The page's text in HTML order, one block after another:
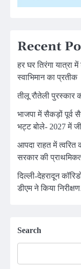
Recent
हर घर तिरंगा यात्रा
स्वाभिमान का प्रतीक
तीलू रौतेली पुरस्कार
भाजपा में सैकड़ों पूर्व
भट्ट बोले- 2027 में
आपदा राहत में
सरकार की
दिल्ली-देहरादून
डीएम ने किया
Search